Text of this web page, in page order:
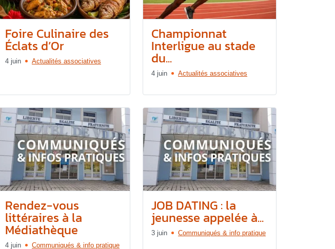
Foire Culinaire des
Éclats d’Or
4 juin Actualités associatives
Championnat
Interligue au stade
du...
4 juin Actualités associatives
Rendez-vous
littéraires à la
Médiathèque
4 juin Communiqués & info pratique
JOB DATING : la
jeunesse appelée à...
3 juin Communiqués & info pratique